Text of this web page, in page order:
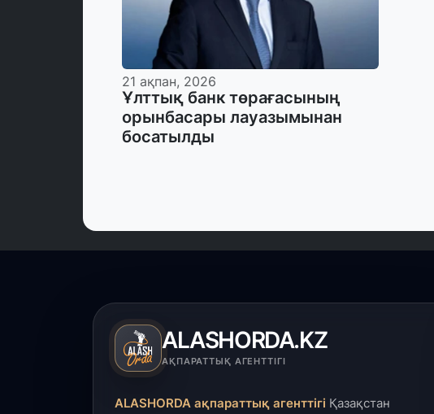
21 ақпан, 2026
Ұлттық банк төрағасының
орынбасары лауазымынан
босатылды
ALASHORDA.KZ
АҚПАРАТТЫҚ АГЕНТТІГІ
ALASHORDA ақпараттық агенттігі Қазақстан